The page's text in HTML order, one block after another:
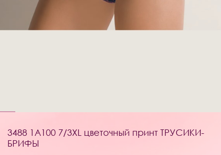
3488 1A100 7/3XL цветочный принт ТРУСИКИ-
БРИФЫ